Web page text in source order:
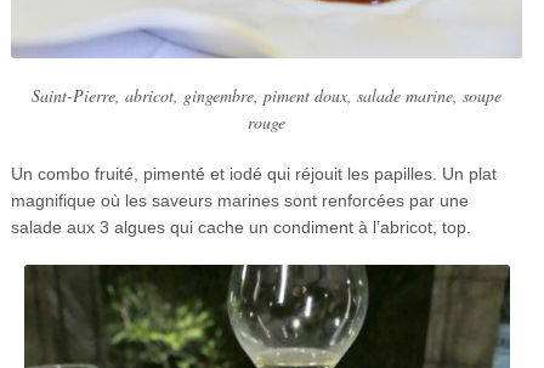
Saint-Pierre, abricot, gingembre, piment doux, salade marine, soupe
rouge
Un combo fruité, pimenté et iodé qui réjouit les papilles. Un plat
magnifique où les saveurs marines sont renforcées par une
salade aux 3 algues qui cache un condiment à l’abricot, top.